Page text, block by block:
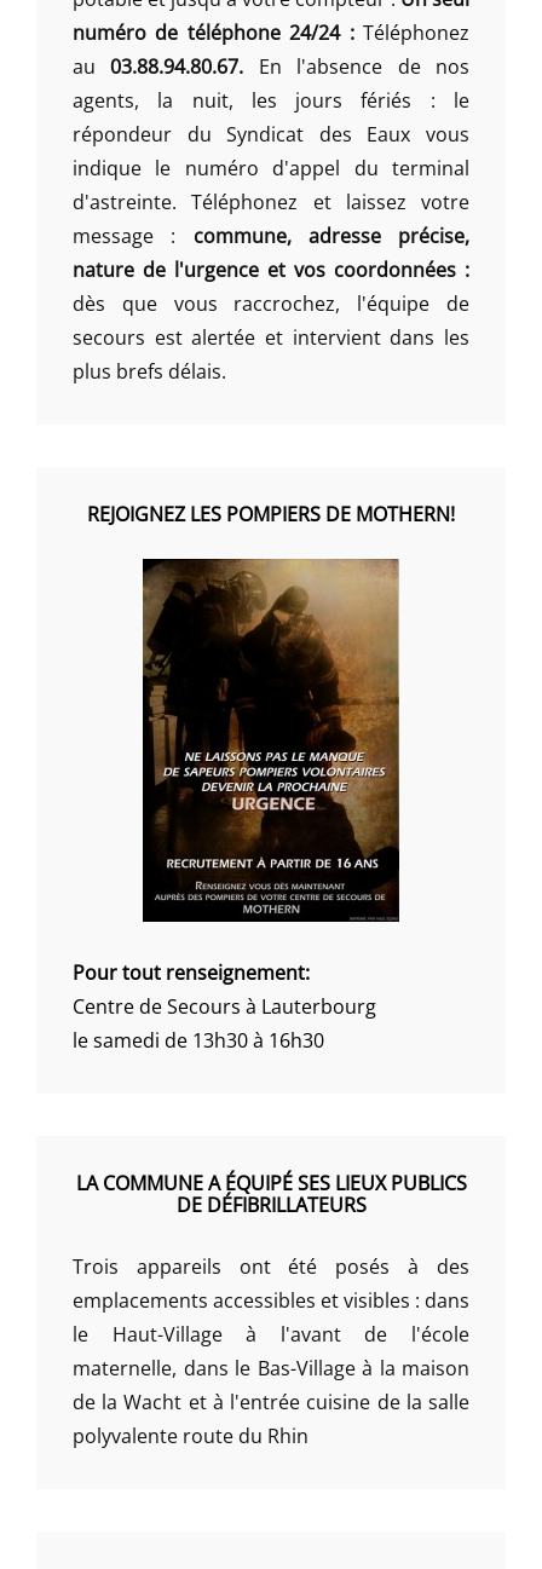
numéro de téléphone 24/24 :Téléphonez
au03.88.94.80.67. En l'absence de nos
agents, la nuit, les jours fériés : le
répondeur du Syndicat des Eaux vous
indique le numéro d'appel du terminal
d'astreinte. Téléphonez et laissez votre
message : commune, adresse précise,
nature de l'urgence et vos coordonnées :
dès que vous raccrochez, l'équipe de
secours est alertée et intervient dans les
plus brefs délais.
REJOIGNEZ LES POMPIERS DE MOTHERN!
Pour tout renseignement:
Centre de Secours à Lauterbourg
le samedi de 13h30 à 16h30
LA COMMUNE A ÉQUIPÉ SES LIEUX PUBLICS
DE DÉFIBRILLATEURS
Trois appareils ont été posés à des
emplacements accessibles et visibles : dans
le Haut-Village à l'avant de l'école
maternelle, dans le Bas-Village à la maison
de la Wacht et à l'entrée cuisine de la salle
polyvalente route du Rhin